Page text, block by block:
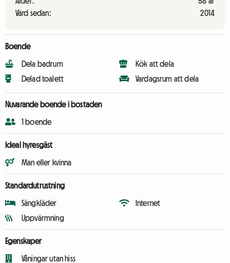
Värd sedan:
2014
Boende
Dela badrum
Delad toalett
Kök att dela
Vardagsrum att dela
Nuvarande boende i bostaden
1 boende
Ideal hyresgäst
Man eller kvinna
Standardutrustning
Sängkläder
Uppvärmning
Internet
Egenskaper
Våningar utan hiss